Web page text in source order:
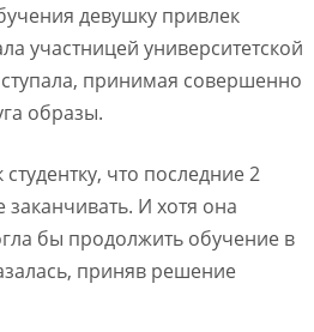
девушку привлек
участницей университетской
принимая совершенно
образы.
что последние 2
И хотя она
бы продолжить обучение в
приняв решение